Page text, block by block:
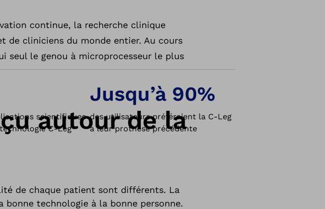
continue, la recherche clinique
de cliniciens du monde entier. Au cours
seul le genou à microprocesseur le plus
scientifiques
C-Leg
Jusqu’à 90%
des utilisateurs préféraient la C-Leg
à leur prothèse précédente
autour de la
de chaque patient sont différents. La
bonne technologie à la bonne personne.